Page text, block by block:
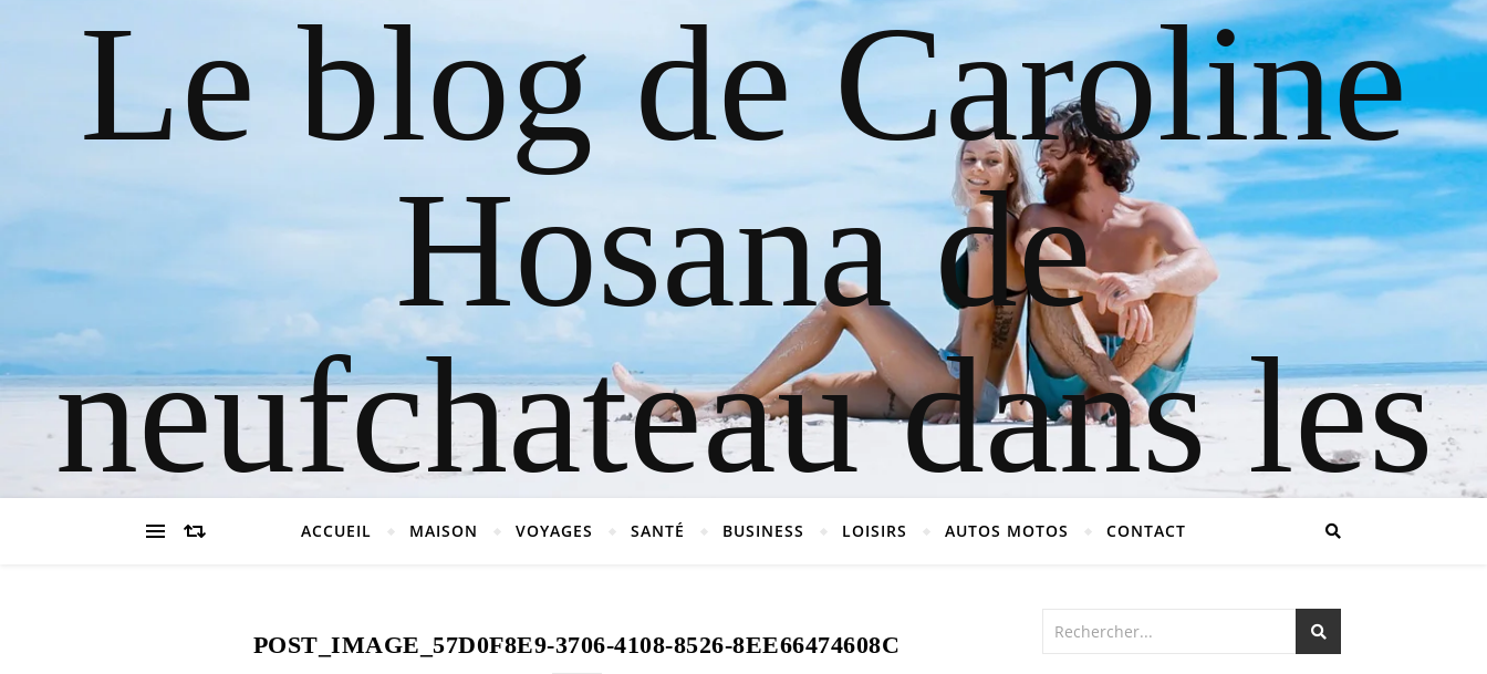
Le blog de Caroline
Hosana de
neufchateau dans les
vosges
ACCUEIL MAISON VOYAGES SANTÉ BUSINESS LOISIRS AUTOS MOTOS CONTACT
POST_IMAGE_57D0F8E9-3706-4108-8526-8EE66474608C